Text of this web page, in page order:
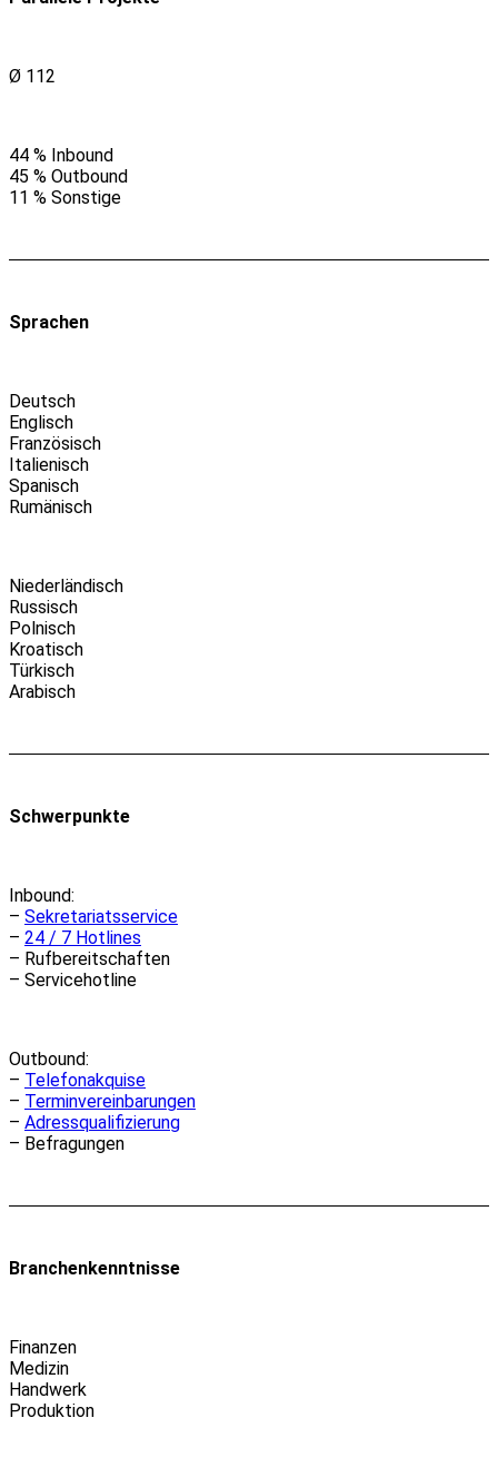
Ø 112
44 % Inbound
45 % Outbound
11 % Sonstige
Sprachen
Deutsch
Englisch
Französisch
Italienisch
Spanisch
Rumänisch
Niederländisch
Russisch
Polnisch
Kroatisch
Türkisch
Arabisch
Schwerpunkte
Inbound:
– Sekretariatsservice
– 24 / 7 Hotlines
– Rufbereitschaften
– Servicehotline
Outbound:
– Telefonakquise
– Terminvereinbarungen
– Adressqualifizierung
– Befragungen
Branchenkenntnisse
Finanzen
Medizin
Handwerk
Produktion